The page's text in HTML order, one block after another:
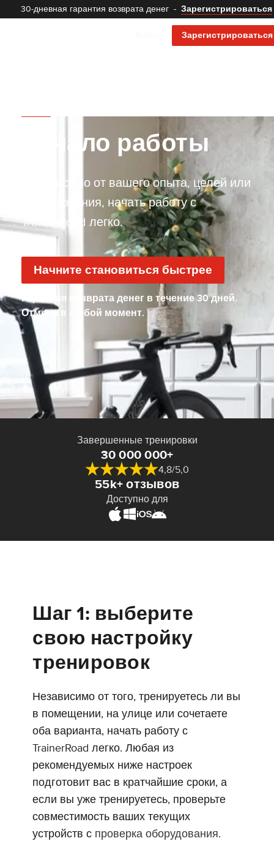
30-дневная гарантия возврата денег - Зарегистрироваться
Зарегистрироваться
Начало работы
Независимо от вашего опыта, целей или
стиля катания, начать работу с
TrainerRoad легко.
Начните становиться быстрее
Гарантия возврата денег в течение 30 дней.
Отмена в любой момент.
Завершенные тренировки
30 000 000+
4,8/5,0
55k+ отзывов
Доступно для
Шаг 1: выберите
свою настройку
тренировок
Независимо от того, тренируетесь ли вы
в помещении, на улице или сочетаете
оба варианта, начать работу с
TrainerRoad легко. Любая из
рекомендуемых ниже настроек
подготовит вас в кратчайшие сроки, а
если вы уже тренируетесь, проверьте
совместимость ваших текущих
устройств с проверка оборудования.